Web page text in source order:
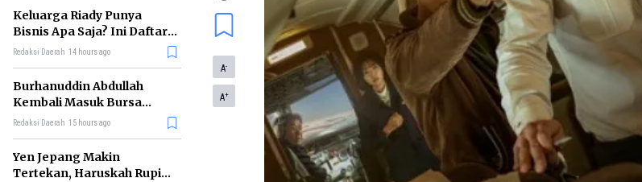
Keluarga Riady Punya
Bisnis Apa Saja? Ini Daftar
Kerajaan Usahanya
Redaksi Daerah 14 hours ago
Burhanuddin Abdullah
Kembali Masuk Bursa
Gubernur BI, Ini Rekam
Redaksi Daerah 15 hours ago
Yen Jepang Makin
Tertekan, Haruskah Rupiah
A-
A+